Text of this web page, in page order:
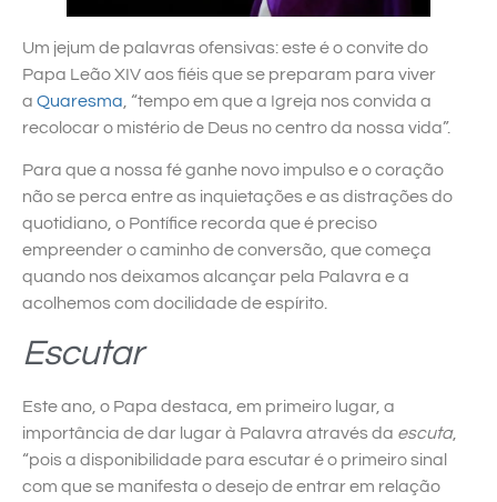
Um jejum de palavras ofensivas: este é o convite do
Papa Leão XIV aos fiéis que se preparam para viver
a Quaresma , “tempo em que a Igreja nos convida a
recolocar o mistério de Deus no centro da nossa vida”.
Para que a nossa fé ganhe novo impulso e o coração
não se perca entre as inquietações e as distrações do
quotidiano, o Pontífice recorda que é preciso
empreender o caminho de conversão, que começa
quando nos deixamos alcançar pela Palavra e a
acolhemos com docilidade de espírito.
Escutar
Este ano, o Papa destaca, em primeiro lugar, a
importância de dar lugar à Palavra através da escuta,
“pois a disponibilidade para escutar é o primeiro sinal
com que se manifesta o desejo de entrar em relação